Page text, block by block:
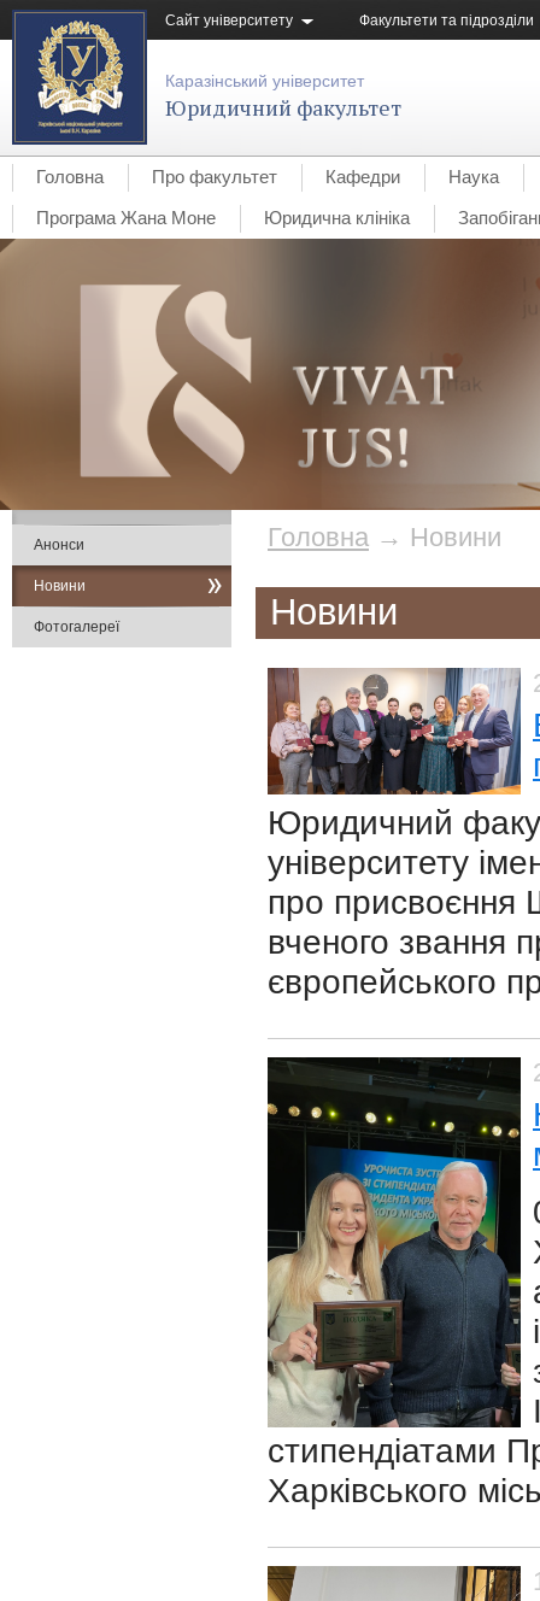
Сайт університету Факультети та підрозділи
Каразінський університет
Юридичний факультет
Головна Про факультет Кафедри
Наука
Програма Жана Моне
Юридична клініка
Головна → Новини
Новини
Юридичний
університету
про присвоєння
вченого звання
європейського
стипендіатами
Харківського
Анонси
Новини
Фотогалереї